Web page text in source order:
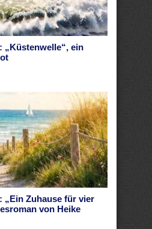
„Küstenwelle“, ein
„Ein Zuhause für vier
von Heike